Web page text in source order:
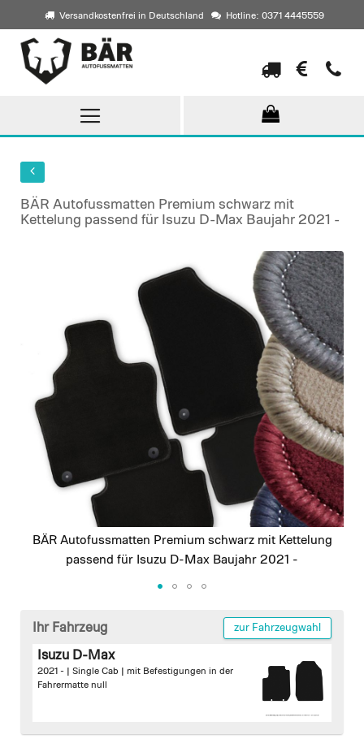
Versandkostenfrei in Deutschland Hotline: 0371 4445559
Direkt
zum
Inhalt
BÄR Autofussmatten Premium schwarz mit
Kettelung passend für Isuzu D-Max Baujahr 2021 -
images
gallery
BÄR Autofussmatten Premium schwarz mit Kettelung
passend für Isuzu D-Max Baujahr 2021 -
beginning
gallery
Ihr Fahrzeug zur Fahrzeugwahl
Isuzu D-Max
2021 - | Single Cab | mit Befestigungen in der
Fahrermatte null